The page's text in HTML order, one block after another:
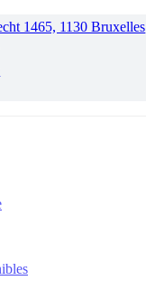
1465, 1130 Bruxelles